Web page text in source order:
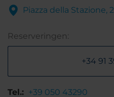
Piazza della Stazione,
Reserveringen:
+34 91
Tel.: +39 050 43290